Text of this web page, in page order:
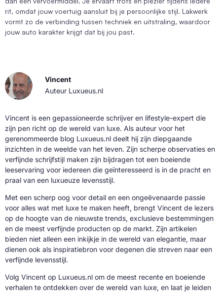
rit, omdat jouw voertuig aansluit bij je persoonlijke stijl. Lakwerk
vormt zo de verbinding tussen techniek en uitstraling, waardoor
jouw auto karakter krijgt dat bij jou past.
Vincent
Auteur Luxueus.nl
Vincent is een gepassioneerde schrijver en lifestyle-expert die
zijn pen richt op de wereld van luxe. Als auteur voor het
gerenommeerde blog Luxueus.nl deelt hij zijn diepgaande
inzichten in de weelde van het leven. Zijn scherpe observaties en
verfijnde schrijfstijl maken zijn bijdragen tot een boeiende
leeservaring voor iedereen die geïnteresseerd is in de pracht en
praal van een luxueuze levensstijl.
Met een scherp oog voor detail en een ongeëvenaarde passie
voor alles wat met luxe te maken heeft, brengt Vincent de lezers
op de hoogte van de nieuwste trends, exclusieve bestemmingen
en de meest verfijnde producten op de markt. Zijn artikelen
bieden niet alleen een inkijkje in de wereld van elegantie, maar
dienen ook als inspiratiebron voor degenen die streven naar een
verfijnde levensstijl.
Volg Vincent op Luxueus.nl om de meest recente en boeiende
verhalen te ontdekken over de wereld van luxe, en laat je leiden